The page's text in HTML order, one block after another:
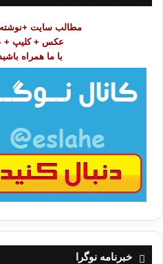
مطالب سایت +نوشته
عکس + کلیپ +
با ما همراه
خبرنامه نوگرا